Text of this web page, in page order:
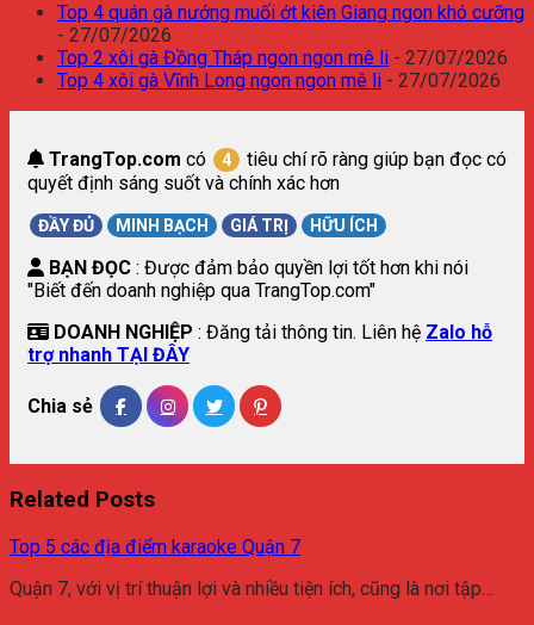
Top 4 quán gà nướng muối ớt kiên Giang ngon khó cưỡng
- 27/07/2026
Top 2 xôi gà Đồng Tháp ngon ngon mê li - 27/07/2026
Top 4 xôi gà Vĩnh Long ngon ngon mê li - 27/07/2026
TrangTop.com có 4
tiêu chí rõ ràng giúp bạn đọc có
quyết định sáng suốt và chính xác hơn
ĐẦY ĐỦ MINH BẠCH GIÁ TRỊ HỮU ÍCH
BẠN ĐỌC : Được đảm bảo quyền lợi tốt hơn khi nói
"Biết đến doanh nghiệp qua TrangTop.com"
DOANH NGHIỆP : Đăng tải thông tin. Liên hệ Zalo hỗ
trợ nhanh TẠI ĐÂY
Chia sẻ
Related Posts
Top 5 các địa điểm karaoke Quận 7
Quận 7, với vị trí thuận lợi và nhiều tiện ích, cũng là nơi tập…